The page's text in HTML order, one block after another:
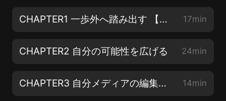
CHAPTER1 一歩外へ踏み出す 【2】 17min
CHAPTER2 自分の可能性を広げる 24min
CHAPTER3 自分メディアの編集長になる 【1】 14min